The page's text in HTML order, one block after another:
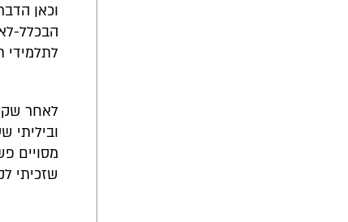
וכאן
לתלמידי
לאחר
וביליתי
מסויים
שזכיתי